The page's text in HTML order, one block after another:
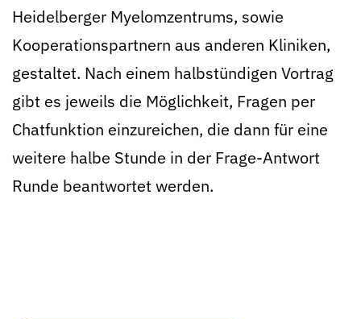
Heidelberger Myelomzentrums, sowie
Kooperationspartnern aus anderen Kliniken,
gestaltet. Nach einem halbstündigen Vortrag
gibt es jeweils die Möglichkeit, Fragen per
Chatfunktion einzureichen, die dann für eine
weitere halbe Stunde in der Frage-Antwort
Runde beantwortet werden.